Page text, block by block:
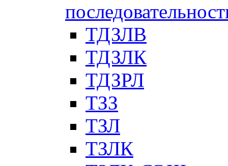
ТДЗЛВ
ТДЗЛК
ТДЗРЛ
ТЗЗ
ТЗЛ
ТЗЛК